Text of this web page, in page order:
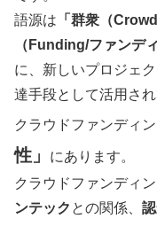
語源は 「群衆（
（Funding/ファンデ
に、新しいプロジェ
達手段として活用され
クラウドファンディン
性」
にあります。
クラウドファンディ
ンテック との関係、